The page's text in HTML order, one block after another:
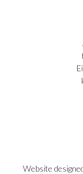
Website